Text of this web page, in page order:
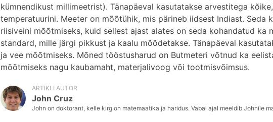
kümnendikust millimeetrist). Tänapäeval kasutatakse arvestitega
temperatuurini. Meeter on mõõtühik, mis pärineb iidsest Indiast. Seda
riisiveini mõõtmiseks, kuid sellest ajast alates on seda kohandatud ka
standard, mille järgi pikkust ja kaalu mõõdetakse. Tänapäeval
ja vee mõõtmiseks. Mõned tööstusharud on Butmeteri võtnud ka
mõõtmiseks nagu kaubamaht, materjalivoog või tootmisvõimsus.
ARTIKLI AUTOR
John Cruz
John on doktorant, kelle kirg on matemaatika ja haridus. Vabal ajal meeldib Johnile